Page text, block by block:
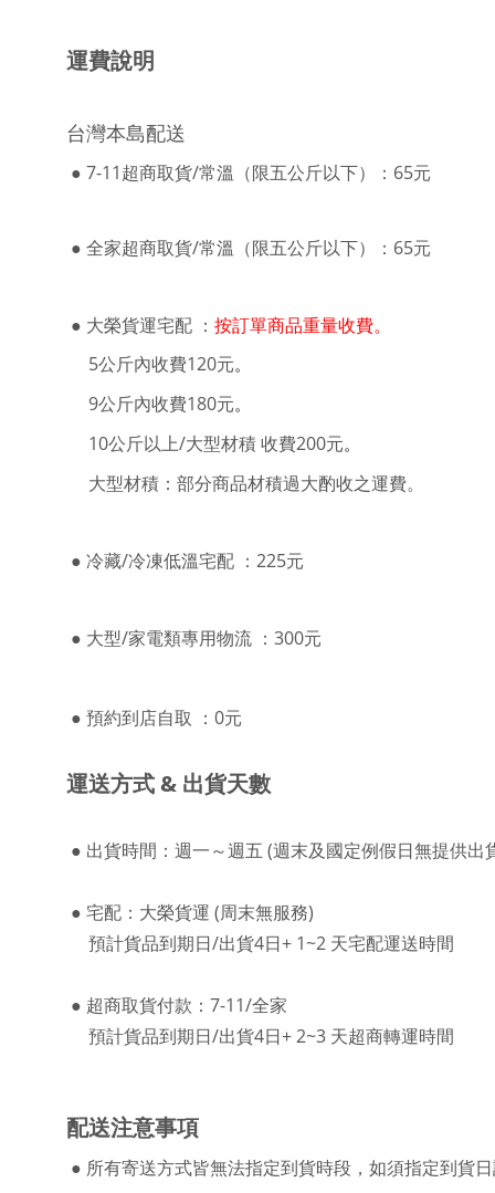
運費說明
台灣本島配送
● 7-11超商取貨/常溫（限五公斤以下）：65元
● 全家超商取貨/常溫（限五公斤以下）：65元
● 大榮貨運宅配 ： 按訂單商品重量收費。
5公斤內收費120元。
9公斤內收費180元。
10公斤以上/大型材積 收費200元。
大型材積：部分商品材積過大酌收之運費。
● 冷藏/冷凍低溫宅配 ：225元
● 大型/家電類專用物流 ：300元
● 預約到店自取 ：0元
運送方式& 出貨天數
● 出貨時間：週一～週五 (週末及國定例假日無提供出
● 宅配：大榮貨運 (周末無服務)
預計貨品到期日/出貨4日+ 1~2 天宅配運送時間
● 超商取貨付款：7-11/全家
預計貨品到期日/出貨4日+ 2~3 天超商轉運時間
配送注意事項
● 所有寄送方式皆無法指定到貨時段，如須指定到貨